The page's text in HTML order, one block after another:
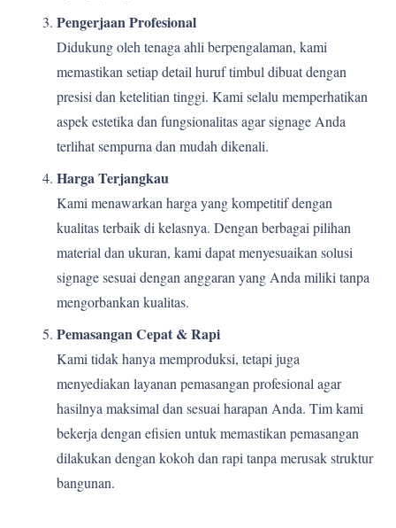
Pengerjaan Profesional
Didukung oleh tenaga ahli berpengalaman, kami
memastikan setiap detail huruf timbul dibuat dengan
presisi dan ketelitian tinggi. Kami selalu memperhatikan
aspek estetika dan fungsionalitas agar signage Anda
terlihat sempurna dan mudah dikenali.
Harga Terjangkau
Kami menawarkan harga yang kompetitif dengan
kualitas terbaik di kelasnya. Dengan berbagai pilihan
material dan ukuran, kami dapat menyesuaikan solusi
signage sesuai dengan anggaran yang Anda miliki tanpa
mengorbankan kualitas.
Pemasangan Cepat & Rapi
Kami tidak hanya memproduksi, tetapi juga
menyediakan layanan pemasangan profesional agar
hasilnya maksimal dan sesuai harapan Anda. Tim kami
bekerja dengan efisien untuk memastikan pemasangan
dilakukan dengan kokoh dan rapi tanpa merusak struktur
bangunan.